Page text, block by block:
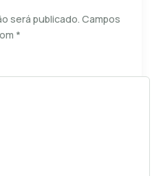
será publicado. Campos
*